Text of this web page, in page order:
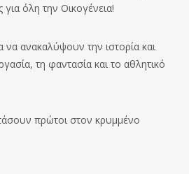
όλη την Οικογένεια!
να ανακαλύψουν την ιστορία και
τη φαντασία και το αθλητικό
πρώτοι στον κρυμμένο